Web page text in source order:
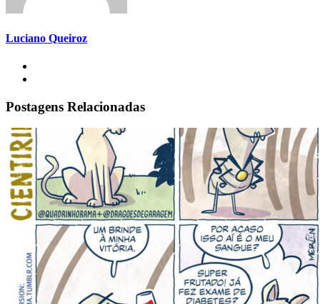
Luciano Queiroz
Postagens Relacionadas